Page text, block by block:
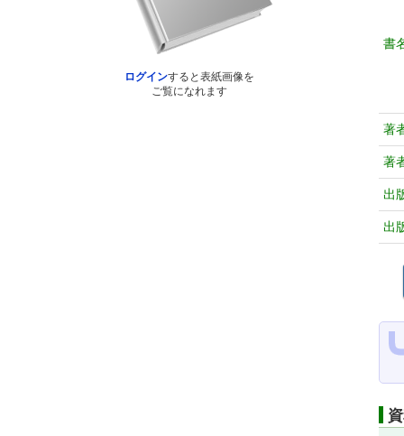
ログインすると表紙画像を
ご覧になれます
書
著
著
出
出